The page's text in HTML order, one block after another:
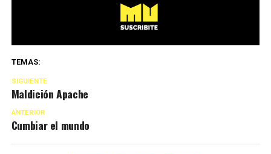
TEMAS:
SIGUIENTE
Maldición Apache
ANTERIOR
Cumbiar el mundo